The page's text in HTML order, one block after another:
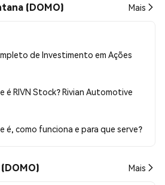
(DOMO) Mais
de Investimento em Ações
é RIVN Stock? Rivian Automotive
é, como funciona e para que serve?
Mais